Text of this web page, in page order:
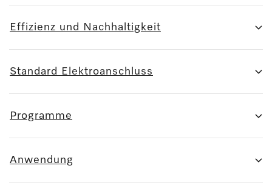
Effizienz und Nachhaltigkeit
Standard Elektroanschluss
Programme
Anwendung